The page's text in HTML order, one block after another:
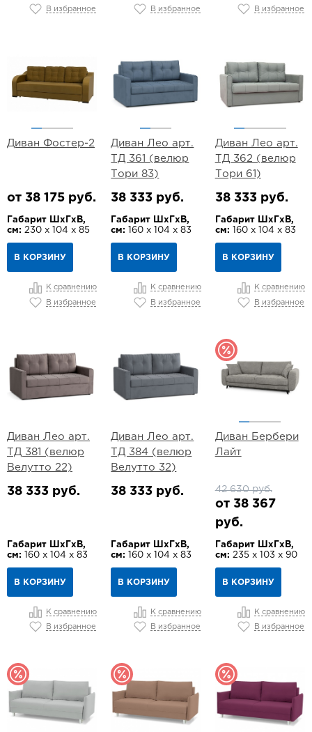
В избранное В избранное В избранное
Диван Фостер-2
от 38 175 руб.
Габарит ШхГхВ,
см: 230 х 104 х 85
В КОРЗИНУ
К сравнению
В избранное
Диван Лео арт.
ТД 361 (велюр
Тори 83)
38 333 руб.
Габарит ШхГхВ,
см:
160 х 104 х 83
В КОРЗИНУ
К сравнению
В избранное
Диван Лео арт.
ТД 362 (велюр
Тори 61)
38 333 руб.
Габарит ШхГхВ,
см: 160 х 104 х 83
В КОРЗИНУ
К сравнению
В избранное
Диван Лео арт.
ТД 381 (велюр
Велутто 22)
38 333 руб.
Габарит ШхГхВ,
см: 160 х 104 х 83
В КОРЗИНУ
К сравнению
В избранное
Диван Лео арт.
ТД 384 (велюр
Велутто 32)
38 333 руб.
Габарит ШхГхВ,
см:
160 х 104 х 83
В КОРЗИНУ
К сравнению
В избранное
Диван Бербери
Лайт
42 630 руб.
от 38 367
руб.
Габарит ШхГхВ,
см: 235 х 103 х 90
В КОРЗИНУ
К сравнению
В избранное